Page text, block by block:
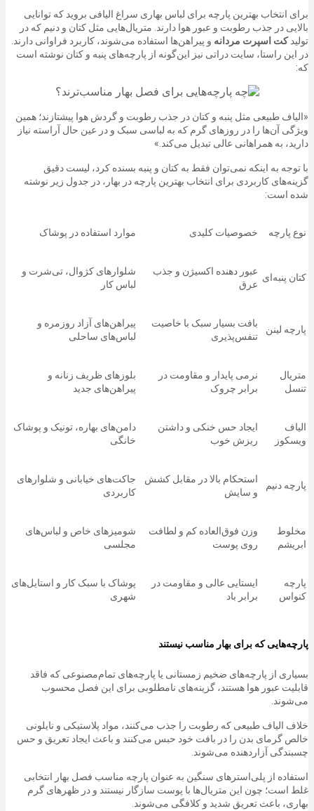
برای انتخاب بهترین پارچه برای لباس بهاری سراغ الیافی بروید که توانایی
بالایی در جذب رطوبت و عبور هوا دارند. متریال‌هایی مثل کتان و دنیم که در
تولیدکت اسپرت مردانه و پیراهن‌ها استفاده می‌شوند، کاربرد فراوانی دارند.
در این راستا، سایت دراتی نیز این‌گونه از پارچه‌های پنبه و کتان نوشته است
که:
«الیاف طبیعی مثل پنبه و کتان در جذب رطوبت و گردش هوا پیشتازند؛ همین
ویژگی آن‌ها را در روزهای گرم که به لباسی سبک و در عین حال آراسته نیاز
دارید، به همراهانی عالی تبدیل می‌کند.»
با توجه به اینکه نمی‌توان فقط به کتان و پنبه بسنده کرد، لیست دقیق
گزینه‌های کاربردی برای انتخاب بهترین پارچه در بهار، در جدول زیر نوشته
شده‌ است:
نوع پارچه خصوصیات کلیدی موارد استفاده در پوشاک
کتان پنبه‌ای
عبور دهنده اکسیژن و جذب
عرق
شلوارهای کژوال، تی‌شرت و
لباس کار
پارچه لینن
بافت بسیار سبک با خاصیت
تنفس‌پذیری
پیراهن‌های آزاد روزمره و
لباس‌های ساحلی
متریال
تنسل
نرمی پایدار و مقاومت در
برابر چروک
بلوزهای ظریف زنانه و
پیراهن‌های جدید
الیاف
ویسکوز
ایجاد حس خنکی و داشتن
ریزش خوب
دامن‌های بهاره، تونیک‌ و پوشاک
خانگی
پارچه دنیم
استحکام بالا در مقابل کشش
و سایش
جاکت‌های خیابانی و شلوارهای
کاربردی
مخلوط
ابریشم
وزن فوق‌العاده کم و لطافت
روی پوست
شومیزهای خاص و لباس‌های
مجلسی
پارچه
کنواس
ایستایی عالی و مقاومت در
برابر باد
پوشاک با سبک کار و استایل‌های
شهری
پارچه‌هایی که برای بهار مناسب نیستند
بسیاری از پارچه‌های ضخیم زمستانی یا پارچه‌های تمام‌مصنوعی که فاقد
قابلیت عبور هوا هستند، گزینه‌های نامطلوبی برای این فصل محسوب
می‌شوند.
خلاف الیاف طبیعی که رطوبت را جذب می‌کنند، مواد پلاستیکی و نایلونی
خالص گرمای بدن را در بافت خود حبس می‌کنند و باعث ایجاد تعریق و حس
چسبندگی آزاردهنده می‌شوند.
استفاده از پلی‌استرهای سنگین به عنوان پارچه مناسب فصل بهار انتخابی
غلط‌ است؛ چون این متریال‌ها با پوست سازگار نیستند و در ظهرهای گرم
بهاری، باعث تعریق شدید و کلافگی می‌شوند.